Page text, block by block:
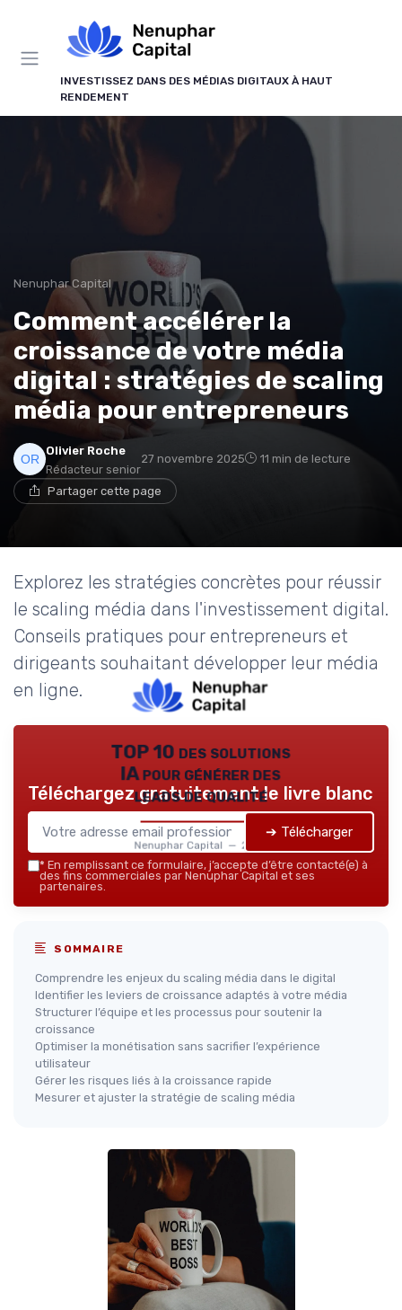
INVESTISSEZ DANS DES MÉDIAS DIGITAUX À HAUT
RENDEMENT
Nenuphar Capital
Comment accélérer la
croissance de votre média
digital : stratégies de scaling
média pour entrepreneurs
Olivier Roche
Rédacteur senior
27 novembre 2025 11 min de lecture
Partager cette page
Explorez les stratégies concrètes pour réussir
le scaling média dans l'investissement digital.
Conseils pratiques pour entrepreneurs et
dirigeants souhaitant développer leur média
en ligne.
TOP 10 des solutions
IA pour générer des
leads de qualité
Nenuphar Capital — 2026
Téléchargez gratuitement le livre blanc
➔ Télécharger
* En remplissant ce formulaire, j’accepte d’être contacté(e) à
des fins commerciales par Nenuphar Capital et ses
partenaires.
SOMMAIRE
Comprendre les enjeux du scaling média dans le digital
Identifier les leviers de croissance adaptés à votre média
Structurer l’équipe et les processus pour soutenir la
croissance
Optimiser la monétisation sans sacrifier l’expérience
utilisateur
Gérer les risques liés à la croissance rapide
Mesurer et ajuster la stratégie de scaling média